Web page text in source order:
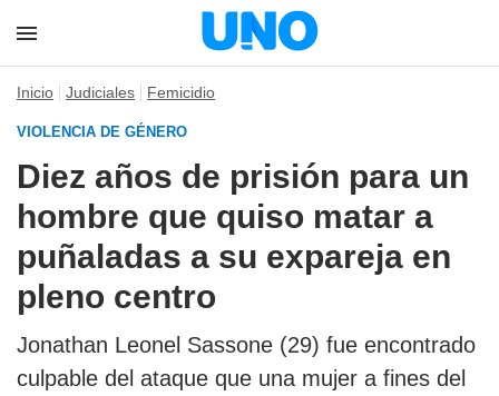
Inicio Judiciales Femicidio
VIOLENCIA DE GÉNERO
Diez años de prisión para un
hombre que quiso matar a
puñaladas a su expareja en
pleno centro
Jonathan Leonel Sassone (29) fue encontrado
culpable del ataque que una mujer a fines del